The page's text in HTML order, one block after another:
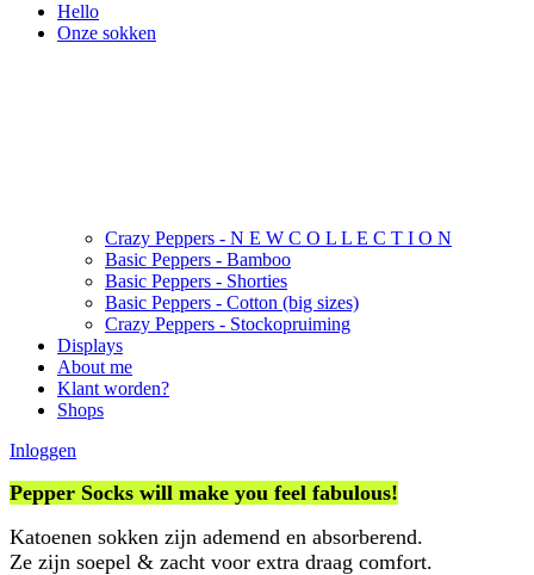
Hello
Onze sokken
Crazy Peppers - N E W C O L L E C T I O N
Basic Peppers - Bamboo
Basic Peppers - Shorties
Basic Peppers - Cotton (big sizes)
Crazy Peppers - Stockopruiming
Displays
About me
Klant worden?
Shops
Inloggen
Pepper Socks will make you feel fabulous!
Katoenen sokken zijn ademend en absorberend.
Ze zijn soepel & zacht voor extra draag comfort.